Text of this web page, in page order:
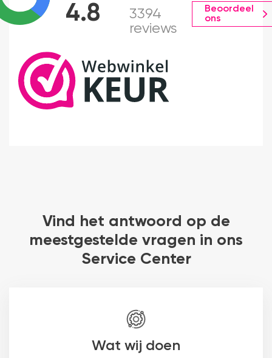
4.8
3394
reviews
Beoordeel
ons
Vind het antwoord op de
meestgestelde vragen in ons
Service Center
Wat wij doen